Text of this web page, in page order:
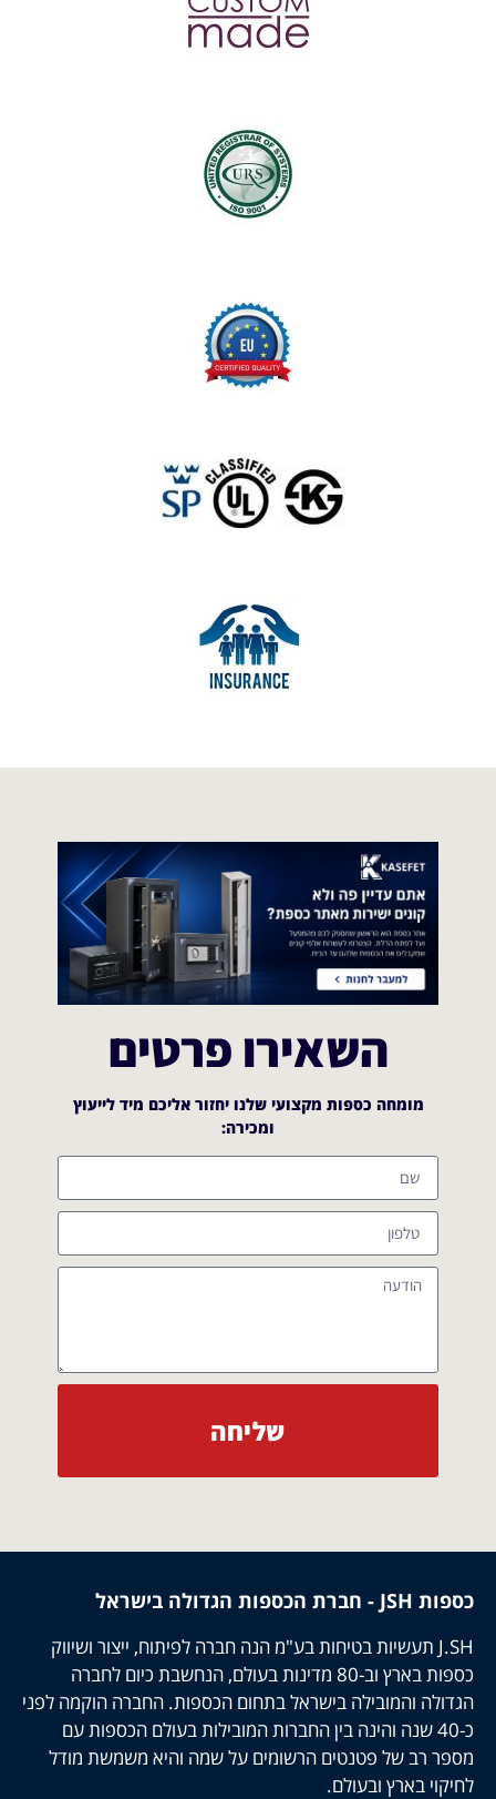
השאירו פרטים
מומחה כספות מקצועי שלנו יחזור אליכם מיד לייעוץ
ומכירה:​
שליחה
כספות JSH - חברת הכספות הגדולה בישראל
J.SH תעשיות בטיחות בע"מ הנה חברה לפיתוח, ייצור ושיווק
כספות בארץ וב-80 מדינות בעולם, הנחשבת כיום לחברה
הגדולה והמובילה בישראל בתחום הכספות. החברה הוקמה לפני
כ-40 שנה והינה בין החברות המובילות בעולם הכספות עם
מספר רב של פטנטים הרשומים על שמה והיא משמשת מודל
לחיקוי בארץ ובעולם.